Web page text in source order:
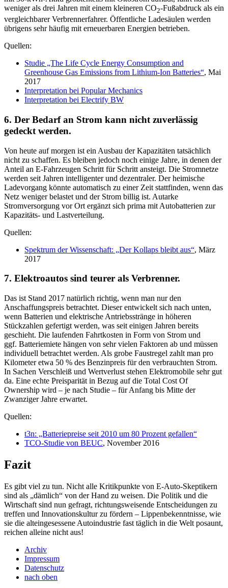
weniger als drei Jahren mit einem kleineren CO2-Fußabdruck als ein
vergleichbarer Verbrennerfahrer. Öffentliche Ladesäulen werden
übrigens sehr häufig mit erneuerbaren Energien betrieben.
Quellen:
Studie „The Life Cycle Energy Consumption and
Greenhouse Gas Emissions from Lithium-Ion Batteries“, Mai
2017
Interpretation bei Popular Mechanics
Interpretation bei Electrify BW
6. Der Bedarf an Strom kann nicht zuverlässig
gedeckt werden.
Von heute auf morgen ist ein Ausbau der Kapazitäten tatsächlich
nicht zu schaffen. Es bleiben jedoch noch einige Jahre, in denen der
Anteil an E-Fahrzeugen Schritt für Schritt ansteigt. Die Stromnetze
werden seit Jahren intelligenter und dezentraler. Der heimische
Ladevorgang könnte automatisch zu einer Zeit stattfinden, wenn das
Netz weniger belastet und der Strom billig ist. Autarke
Stromversorgung vor Ort ergänzt sich prima mit Autobatterien zur
Kapazitäts- und Lastverteilung.
Quellen:
Spektrum der Wissenschaft: „Der Kollaps bleibt aus“, März
2017
7. Elektroautos sind teurer als Verbrenner.
Das ist Stand 2017 natürlich richtig, wenn man nur den
Anschaffungspreis betrachtet. Dieser entwickelt sich nach unten,
wenn Batterien und elektrische Antriebsstränge in höheren
Stückzahlen gefertigt werden, was seit einigen Jahren bereits
geschieht. Die laufenden Fahrtkosten in Form von Strom und
ggf. Batteriemiete hängen von sehr vielen Faktoren ab und müssen
individuell betrachtet werden. Als grobe Faustregel zahlt man pro
Kilometer etwa 50 % des Benzinpreis für den verbrauchten Strom.
In Sachen Verschleiß und Wertverlust stehen Elektromobile sehr gut
da. Eine echte Preisparität in Bezug auf die Total Cost Of
Ownership wird – je nach Studie – für Anfang bis Mitte der
Zwanziger Jahre erwartet.
Quellen:
t3n: „Batteriepreise seit 2010 um 80 Prozent gefallen“
TCO-Studie von BEUC, November 2016
Fazit
Es gibt viel zu tun. Nicht alle Kritikpunkte von E-Auto-Skeptikern
sind als „dämlich“ von der Hand zu weisen. Die Politik und die
Wirtschaft sind nun gefragt, richtungsweisende Entscheidungen zu
treffen und Innovationskultur zu fördern – Lippenbekenntnisse, wie
sie die alteingesessene Autoindustrie fast täglich in die Welt posaunt,
reichen alleine nicht aus!
Archiv
Impressum
Datenschutz
nach oben